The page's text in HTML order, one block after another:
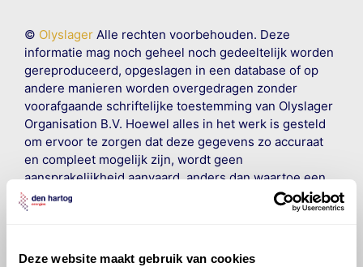
Deze website maakt gebruik van cookies
© OlyslagerAlle rechten voorbehouden. Deze
informatie mag noch geheel noch gedeeltelijk worden
gereproduceerd, opgeslagen in een database of op
andere manieren worden overgedragen zonder
voorafgaande schriftelijke toestemming van Olyslager
Organisation B.V. Hoewel alles in het werk is gesteld
om ervoor te zorgen dat deze gegevens zo accuraat
en compleet mogelijk zijn, wordt geen
aansprakelijkheid aanvaard, anders dan waartoe een
wettelijke verplichting bestaat, voor schade of verlies
veroorzaakt door fouten of omissies in de verstrekte